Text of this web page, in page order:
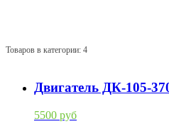
Товаров в категории: 4
Двигатель ДК-105-
5500 руб